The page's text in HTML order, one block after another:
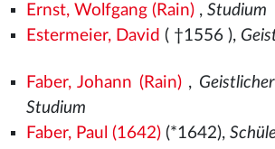
Ernst, Wolfgang (Rain), Studium
Estermeier, David ( †1556 ),
Faber, Johann (Rain),
Studium
Faber, Paul (1642)(*1642),